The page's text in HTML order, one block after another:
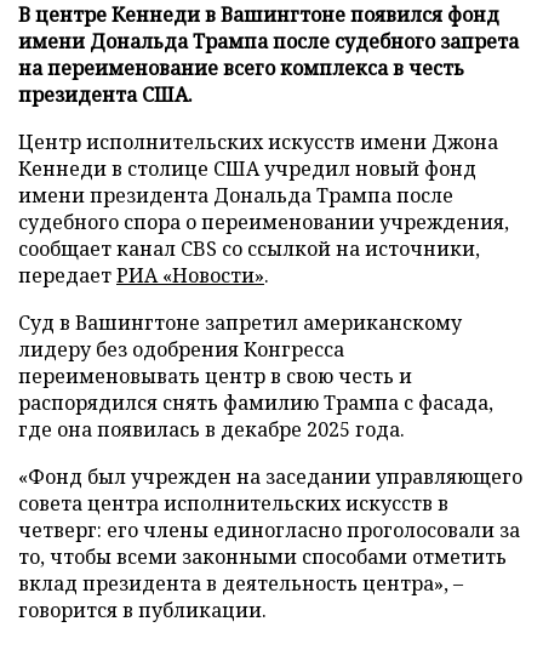
В центре Кеннеди в Вашингтоне появился фонд
имени Дональда Трампа после судебного запрета
на переименование всего комплекса в честь
президента США.
Центр исполнительских искусств имени Джона
Кеннеди в столице США учредил новый фонд
имени президента Дональда Трампа после
судебного спора о переименовании учреждения,
сообщает канал CBS со ссылкой на источники,
передаетРИА «Новости».
Суд в Вашингтоне запретил американскому
лидеру без одобрения Конгресса
переименовывать центр в свою честь и
распорядился снять фамилию Трампа с фасада,
где она появилась в декабре 2025 года.
«Фонд был учрежден на заседании управляющего
совета центра исполнительских искусств в
четверг: его члены единогласно проголосовали за
то, чтобы всеми законными способами отметить
вклад президента в деятельность центра», –
говорится в публикации.